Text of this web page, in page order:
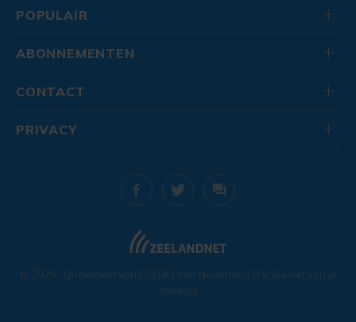
POPULAIR
ABONNEMENTEN
CONTACT
© 2026 . Onderdeel van DELTA Fiber Nederland B.V. Geniet van je
zondag!
PRIVACY